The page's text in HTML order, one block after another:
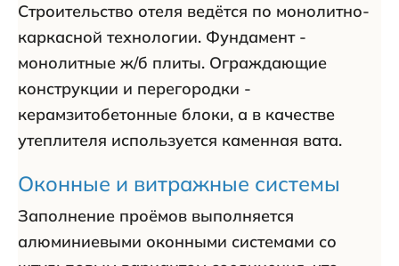
Строительство отеля ведётся по монолитно-
каркасной технологии. Фундамент -
монолитные ж/б плиты. Ограждающие
конструкции и перегородки -
керамзитобетонные блоки, а в качестве
утеплителя используется каменная вата.
Оконные и витражные системы
Заполнение проёмов выполняется
алюминиевыми оконными системами со